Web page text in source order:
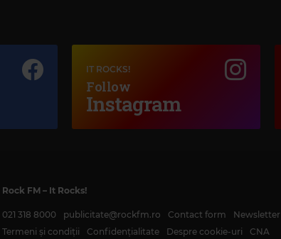
IT ROCKS!
Follow
Instagram
Rock FM– It Rocks!
021 318 8000 publicitate@rockfm.ro Contact form Newsletter
Termeni și condiții
Confidențialitate Despre cookie-uri CNA